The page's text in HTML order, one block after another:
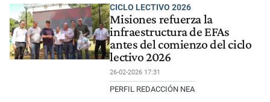
CICLO LECTIVO 2026
Misiones refuerza la
infraestructura de EFAs
antes del comienzo del ciclo
lectivo 2026
26-02-2026 17:31
PERFIL REDACCIÓN NEA